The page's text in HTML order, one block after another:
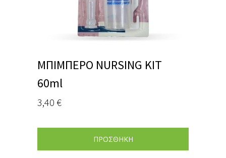
ΜΠΙΜΠΕΡΟ NURSING KIT
60ml
3,40 €
ΠΡΟΣΘΗΚΗ